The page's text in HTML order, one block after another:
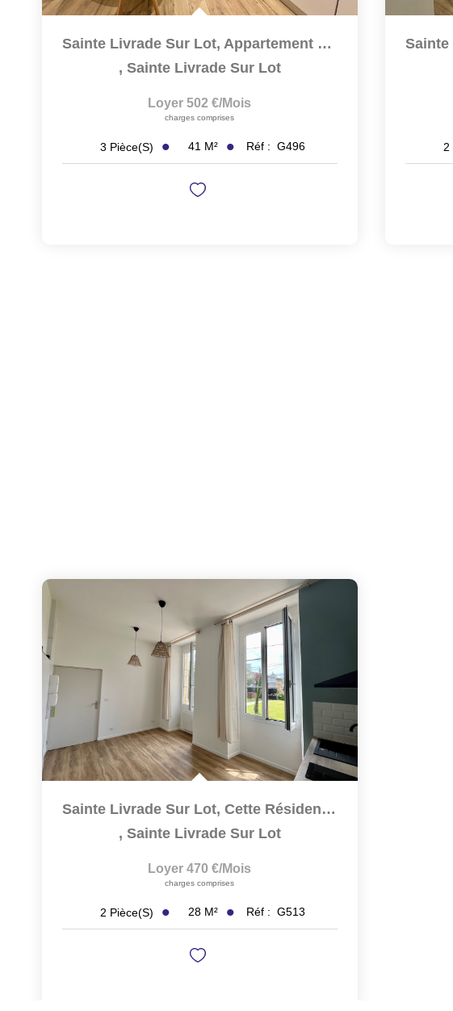
Sainte Livrade Sur Lot, Appartement T3 Rénové À NEUF De...
, Sainte Livrade Sur Lot
Loyer 502 €/mois
charges comprises
3 Pièce(s) 41 M² Réf : G496 2
Sainte Livrade Sur Lot, Cette Résidence De 12 Logements A...
, Sainte Livrade Sur Lot
Loyer 470 €/mois
charges comprises
2 Pièce(s) 28 M² Réf : G513